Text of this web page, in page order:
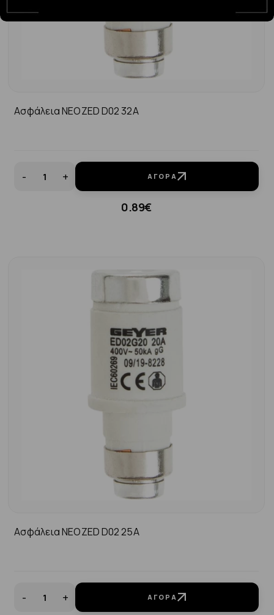
Ασφάλεια ΝΕΟΖΕD D02 32A
- + ΑΓΟΡΆ
0.89€
Ασφάλεια ΝΕΟΖΕD D02 25A
- + ΑΓΟΡΆ